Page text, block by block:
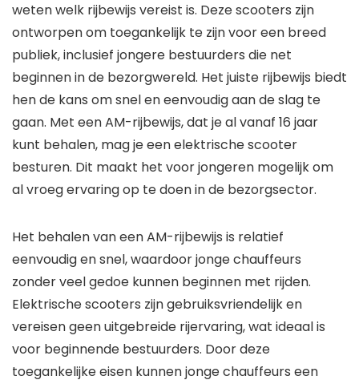
weten welk rijbewijs vereist is. Deze scooters zijn
ontworpen om toegankelijk te zijn voor een breed
publiek, inclusief jongere bestuurders die net
beginnen in de bezorgwereld. Het juiste rijbewijs biedt
hen de kans om snel en eenvoudig aan de slag te
gaan. Met een AM-rijbewijs, dat je al vanaf 16 jaar
kunt behalen, mag je een elektrische scooter
besturen. Dit maakt het voor jongeren mogelijk om
al vroeg ervaring op te doen in de bezorgsector.
Het behalen van een AM-rijbewijs is relatief
eenvoudig en snel, waardoor jonge chauffeurs
zonder veel gedoe kunnen beginnen met rijden.
Elektrische scooters zijn gebruiksvriendelijk en
vereisen geen uitgebreide rijervaring, wat ideaal is
voor beginnende bestuurders. Door deze
toegankelijke eisen kunnen jonge chauffeurs een